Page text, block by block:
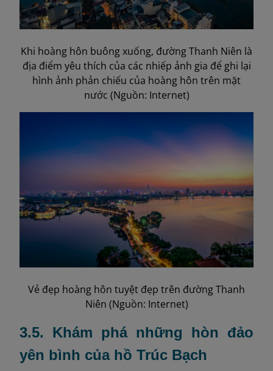
Khi hoàng hôn buông xuống, đường Thanh Niên là
địa điểm yêu thích của các nhiếp ảnh gia để ghi lại
hình ảnh phản chiếu của hoàng hôn trên mặt
nước (Nguồn: Internet)
Vẻ đẹp hoàng hôn tuyệt đẹp trên đường Thanh
Niên (Nguồn: Internet)
3.5. Khám phá những hòn đảo
yên bình của hồ Trúc Bạch